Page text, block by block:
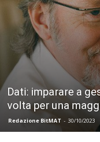
Dati: imparare a
volta per una
Redazione BitMAT - 30/10/2023